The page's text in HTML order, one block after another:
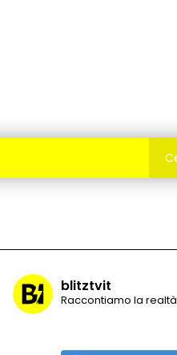
blitztvit
Raccontiamo la realtà